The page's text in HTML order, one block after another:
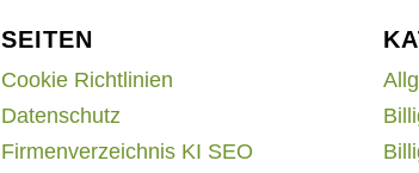
SEITEN
Cookie Richtlinien
Datenschutz
Firmenverzeichnis KI SEO